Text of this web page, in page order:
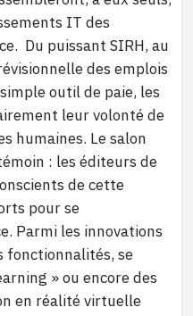
IT des
Du puissant SIRH, au
des emplois
outil de paie, les
leur volonté de
humaines. Le salon
: les éditeurs de
de cette
pour se
Parmi les innovations
fonctionnalités, se
» ou encore des
en réalité virtuelle